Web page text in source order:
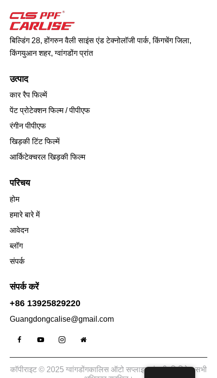
बिल्डिंग 28, होंगरुन वैली साइंस एंड टेक्नोलॉजी पार्क, किंगचेंग जिला,
किंगयुआन शहर, ग्वांगडोंग प्रांत
उत्पाद
कार रैप फिल्में
पेंट प्रोटेक्शन फिल्म / पीपीएफ
रंगीन पीपीएफ
खिड़की टिंट फिल्में
आर्किटेक्चरल खिड़की फिल्म
परिचय
होम
हमारे बारे में
आवेदन
ब्लॉग
संपर्क
संपर्क करें
+86 13925829220
Guangdongcalise@gmail.com
कॉपीराइट © 2025 ग्वांगडोंगकालिस ऑटो सप्लाइज कंपनी, लिमिटेड सभी